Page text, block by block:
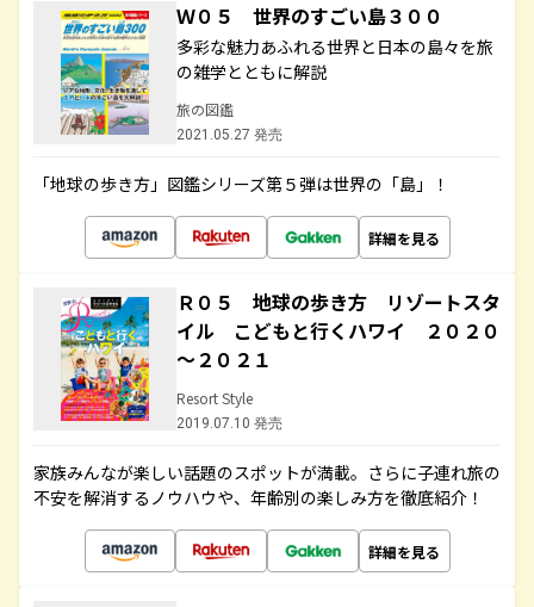
Ｗ０５ 世界のすごい島３００
多彩な魅力あふれる世界と日本の島々を旅
の雑学とともに解説
旅の図鑑
2021.05.27 発売
「地球の歩き方」図鑑シリーズ第５弾は世界の「島」！
詳細を見る
Ｒ０５ 地球の歩き方 リゾートスタ
イル こどもと行くハワイ ２０２０
～２０２１
Resort Style
2019.07.10 発売
家族みんなが楽しい話題のスポットが満載。さらに子連れ旅の
不安を解消するノウハウや、年齢別の楽しみ方を徹底紹介！
詳細を見る